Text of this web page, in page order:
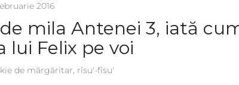
2016
mila Antenei 3, iată
lui Felix pe voi
de mărgăritar, rîsu'-fîsu'